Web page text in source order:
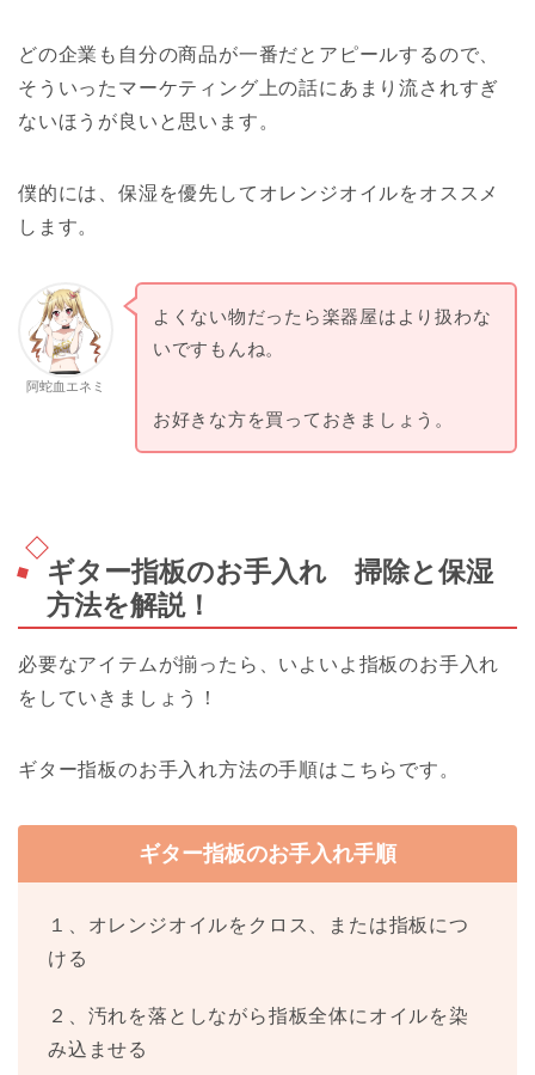
どの企業も自分の商品が一番だとアピールするので、
そういったマーケティング上の話にあまり流されすぎ
ないほうが良いと思います。
僕的には、保湿を優先してオレンジオイルをオススメ
します。
阿蛇血エネミ
よくない物だったら楽器屋はより扱わな
いですもんね。
お好きな方を買っておきましょう。
ギター指板のお手入れ 掃除と保湿
方法を解説！
必要なアイテムが揃ったら、いよいよ指板のお手入れ
をしていきましょう！
ギター指板のお手入れ方法の手順はこちらです。
ギター指板のお手入れ手順
１、オレンジオイルをクロス、または指板につ
ける
２、汚れを落としながら指板全体にオイルを染
み込ませる